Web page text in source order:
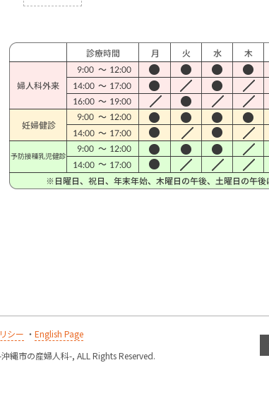
シー ・ English Page
縄市の産婦人科-, ALL Rights Reserved.